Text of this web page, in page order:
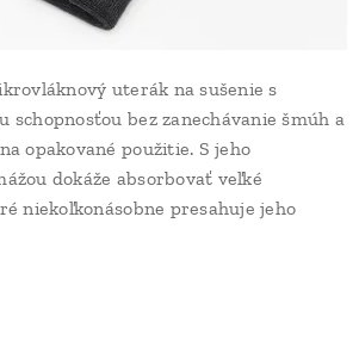
uterák na sušenie s
schopnosťou bez zanechávanie šmúh a
opakované použitie. S jeho
dokáže absorbovať veľké
niekoľkonásobne presahuje jeho